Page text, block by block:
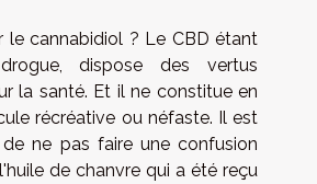
le cannabidiol ? Le CBD étant
dispose des vertus
la santé. Et il ne constitue en
récréative ou néfaste. Il est
ne pas faire une confusion
de chanvre qui a été reçu